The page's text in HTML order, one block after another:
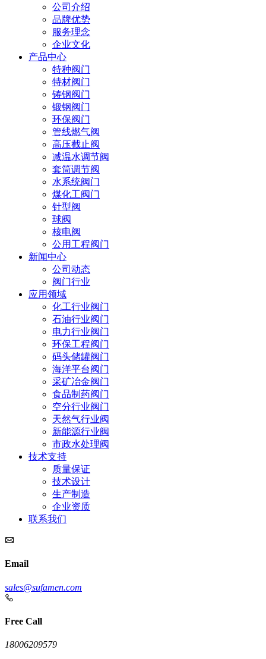
公司介绍
品牌优势
服务理念
企业文化
产品中心
特种阀门
特材阀门
铸钢阀门
锻钢阀门
环保阀门
管线燃气阀
高压截止阀
减温水调节阀
套筒调节阀
水系统阀门
煤化工阀门
针型阀
球阀
核电阀
公用工程阀门
新闻中心
公司动态
阀门行业
应用领域
化工行业阀门
石油行业阀门
电力行业阀门
环保工程阀门
码头储罐阀门
海洋平台阀门
采矿冶金阀门
食品制药阀门
空分行业阀门
天然气行业阀
新能源行业阀
市政水处理阀
技术支持
质量保证
技术设计
生产制造
企业资质
联系我们
Email
sales@sufamen.com
Free Call
18006209579